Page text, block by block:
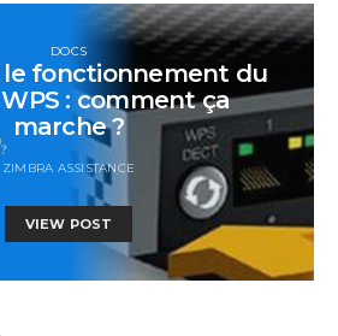
DOCS
le fonctionnement du
: comment ça
marche ?
ZIMBRA ASSISTANCE
VIEW POST